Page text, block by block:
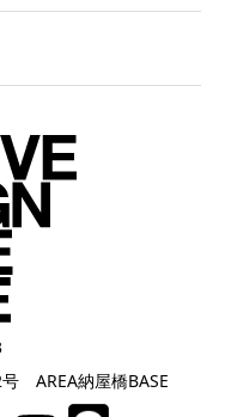
AREA納屋橋BASE